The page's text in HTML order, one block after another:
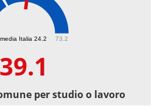
media Italia 24.2 73.2
39.1
per studio o lavoro